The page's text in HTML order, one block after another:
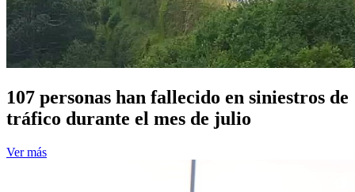
107 personas han fallecido en siniestros de
tráfico durante el mes de julio
Ver más